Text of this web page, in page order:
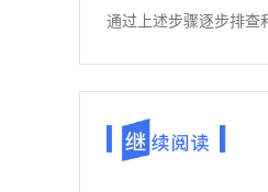
通过上述步骤逐步排查